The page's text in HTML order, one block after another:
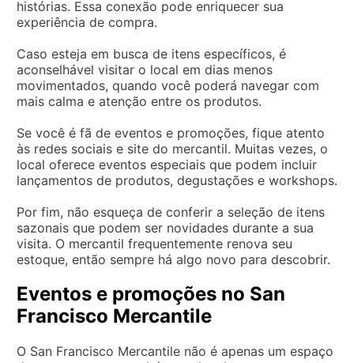
histórias. Essa conexão pode enriquecer sua
experiência de compra.
Caso esteja em busca de itens específicos, é
aconselhável visitar o local em dias menos
movimentados, quando você poderá navegar com
mais calma e atenção entre os produtos.
Se você é fã de eventos e promoções, fique atento
às redes sociais e site do mercantil. Muitas vezes, o
local oferece eventos especiais que podem incluir
lançamentos de produtos, degustações e workshops.
Por fim, não esqueça de conferir a seleção de itens
sazonais que podem ser novidades durante a sua
visita. O mercantil frequentemente renova seu
estoque, então sempre há algo novo para descobrir.
Eventos e promoções no San
Francisco Mercantile
O San Francisco Mercantile não é apenas um espaço